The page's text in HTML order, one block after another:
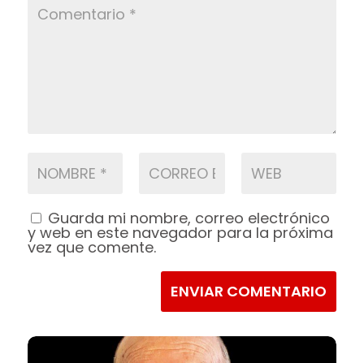
Guarda mi nombre, correo electrónico
y web en este navegador para la próxima
vez que comente.
ENVIAR COMENTARIO